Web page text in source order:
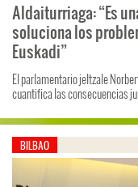
Aldaiturriaga: “Es
soluciona los
Euskadi”
El parlamentario jeltzale
cuantifica las consecuencias
BILBAO